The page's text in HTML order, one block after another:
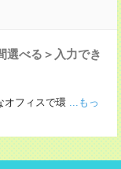
選べる＞入力でき
オフィスで環 ...もっ